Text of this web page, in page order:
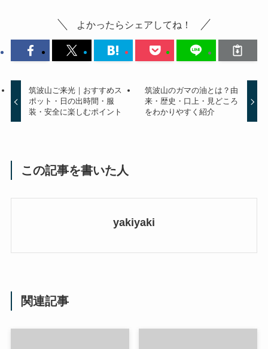
よかったらシェアしてね！
筑波山ご来光｜おすすめス
ポット・日の出時間・服
装・安全に楽しむポイント
筑波山のガマの油とは？由
来・歴史・口上・見どころ
をわかりやすく紹介
この記事を書いた人
yakiyaki
関連記事